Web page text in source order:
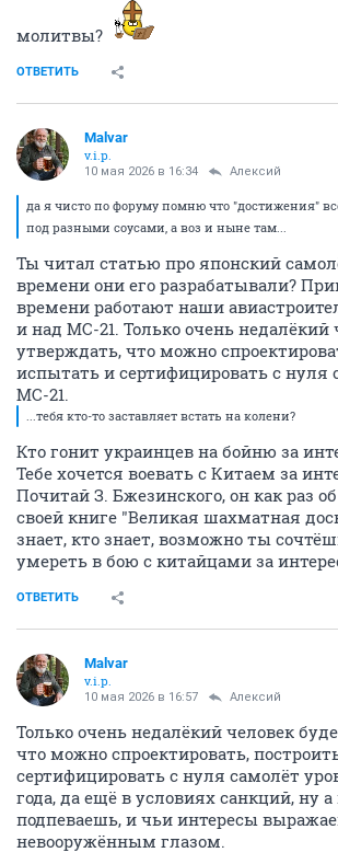
молитвы?
ОТВЕТИТЬ
Malvar
v.i.p.
10 мая 2026 в 16:34 Алексий
да я чисто по форуму помню что "достижения"
под разными соусами, а воз и ныне там...
Ты читал статью про японский
времени они его разрабатывали?
времени работают наши
и над МС-21. Только очень недалёкий
утверждать, что можно
испытать и сертифицировать с нуля
МС-21.
...тебя кто-то заставляет встать на колени?
Кто гонит украинцев на бойню за
Тебе хочется воевать с Китаем за
Почитай З. Бжезинского, он как раз
своей книге "Великая шахматная
знает, кто знает, возможно ты
умереть в бою с китайцами за
ОТВЕТИТЬ
Malvar
v.i.p.
10 мая 2026 в 16:57 Алексий
Только очень недалёкий человек
что можно спроектировать,
сертифицировать с нуля самолёт
года, да ещё в условиях санкций, ну
подпеваешь, и чьи интересы
невооружённым глазом.